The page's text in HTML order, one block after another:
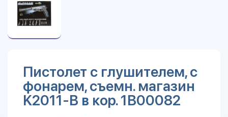
Пистолет с глушителем, с
фонарем, съемн. магазин
K2011-B в кор. 1B00082